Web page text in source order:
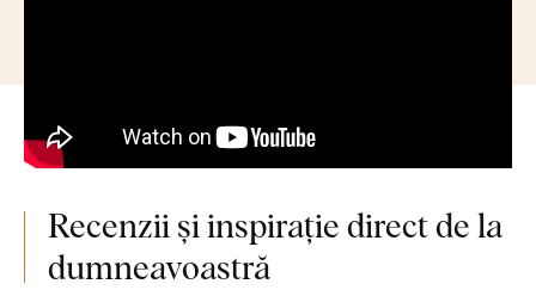
Recenzii și inspirație direct de la
dumneavoastră